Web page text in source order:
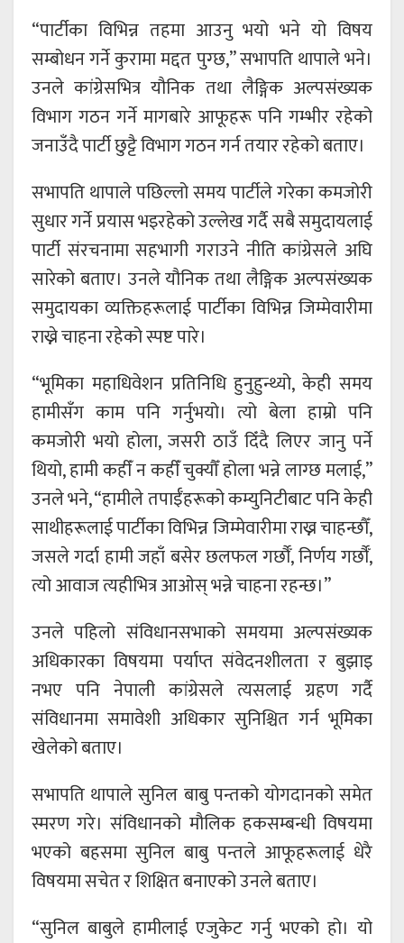
“पार्टीका विभिन्न तहमा आउनु भयो भने यो विषय
सम्बोधन गर्ने कुरामा मद्दत पुग्छ,” सभापति थापाले भने।
उनले कांग्रेसभित्र यौनिक तथा लैङ्गिक अल्पसंख्यक
विभाग गठन गर्ने मागबारे आफूहरू पनि गम्भीर रहेको
जनाउँदै पार्टी छुट्टै विभाग गठन गर्न तयार रहेको बताए।
सभापति थापाले पछिल्लो समय पार्टीले गरेका कमजोरी
सुधार गर्ने प्रयास भइरहेको उल्लेख गर्दै सबै समुदायलाई
पार्टी संरचनामा सहभागी गराउने नीति कांग्रेसले अघि
सारेको बताए। उनले यौनिक तथा लैङ्गिक अल्पसंख्यक
समुदायका व्यक्तिहरूलाई पार्टीका विभिन्न जिम्मेवारीमा
राख्ने चाहना रहेको स्पष्ट पारे।
“भूमिका महाधिवेशन प्रतिनिधि हुनुहुन्थ्यो, केही समय
हामीसँग काम पनि गर्नुभयो। त्यो बेला हाम्रो पनि
कमजोरी भयो होला, जसरी ठाउँ दिँदै लिएर जानु पर्ने
थियो, हामी कहीँ न कहीँ चुक्यौँ होला भन्ने लाग्छ मलाई,”
उनले भने, “हामीले तपाईँहरूको कम्युनिटीबाट पनि केही
साथीहरूलाई पार्टीका विभिन्न जिम्मेवारीमा राख्न चाहन्छौँ,
जसले गर्दा हामी जहाँ बसेर छलफल गर्छौँ, निर्णय गर्छौँ,
त्यो आवाज त्यहीभित्र आओस् भन्ने चाहना रहन्छ।”
उनले पहिलो संविधानसभाको समयमा अल्पसंख्यक
अधिकारका विषयमा पर्याप्त संवेदनशीलता र बुझाइ
नभए पनि नेपाली कांग्रेसले त्यसलाई ग्रहण गर्दै
संविधानमा समावेशी अधिकार सुनिश्चित गर्न भूमिका
खेलेको बताए।
सभापति थापाले सुनिल बाबु पन्तको योगदानको समेत
स्मरण गरे। संविधानको मौलिक हकसम्बन्धी विषयमा
भएको बहसमा सुनिल बाबु पन्तले आफूहरूलाई धेरै
विषयमा सचेत र शिक्षित बनाएको उनले बताए।
“सुनिल बाबुले हामीलाई एजुकेट गर्नु भएको हो। यो